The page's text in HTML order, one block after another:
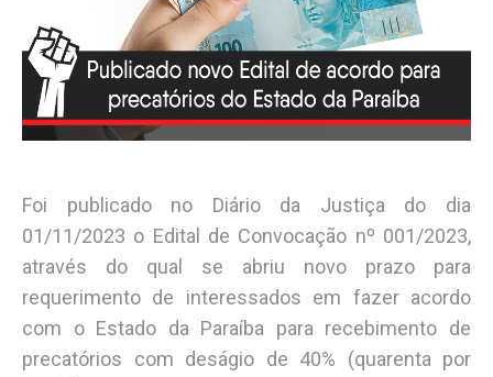
Foi publicado no Diário da Justiça do dia
01/11/2023 o Edital de Convocação nº 001/2023,
através do qual se abriu novo prazo para
requerimento de interessados em fazer acordo
com o Estado da Paraíba para recebimento de
precatórios com deságio de 40% (quarenta por